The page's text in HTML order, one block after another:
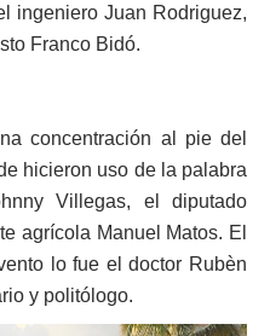
ingeniero Juan Rodriguez,
Franco Bidó.
concentración al pie del
hicieron uso de la palabra
Villegas, el diputado
agrícola Manuel Matos. El
lo fue el doctor Rubèn
y politólogo.